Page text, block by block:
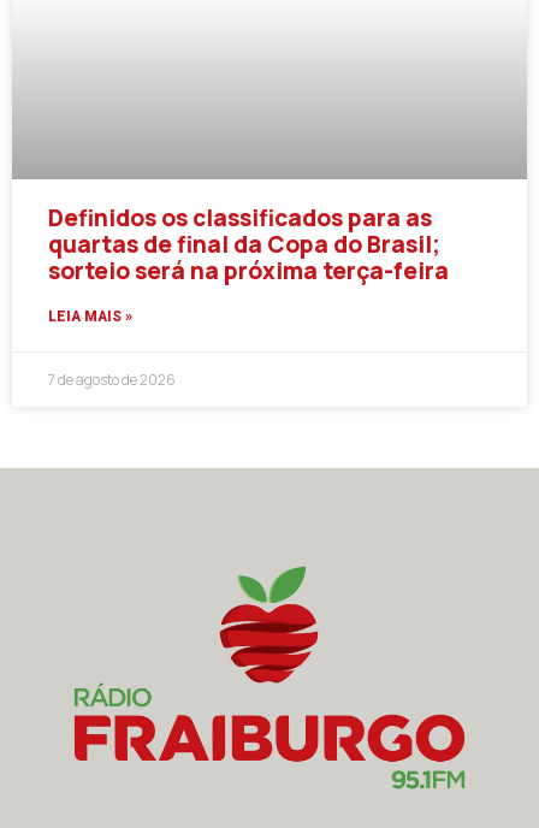
Definidos os classificados para as
quartas de final da Copa do Brasil;
sorteio será na próxima terça-feira
LEIA MAIS »
7 de agosto de 2026